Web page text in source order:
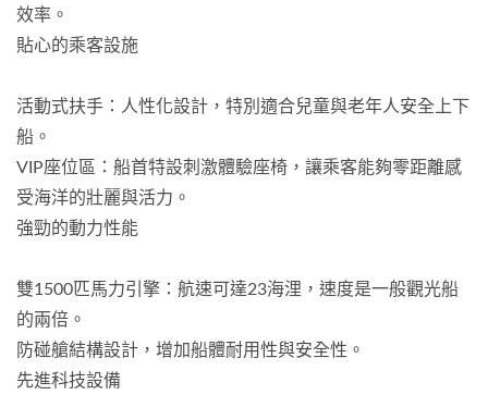
效率。
貼心的乘客設施
活動式扶手：人性化設計，特別適合兒童與老年人安全上下
船。
VIP座位區：船首特設刺激體驗座椅，讓乘客能夠零距離感
受海洋的壯麗與活力。
強勁的動力性能
雙1500匹馬力引擎：航速可達23海浬，速度是一般觀光船
的兩倍。
防碰艙結構設計，增加船體耐用性與安全性。
先進科技設備